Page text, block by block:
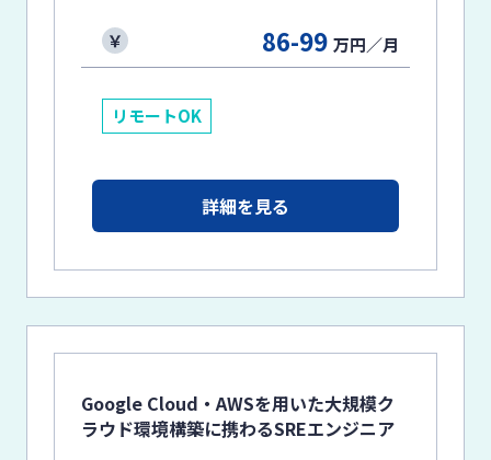
86-99万円／月
リモートOK
詳細を見る
Google Cloud・AWSを用いた大規模ク
ラウド環境構築に携わるSREエンジニア